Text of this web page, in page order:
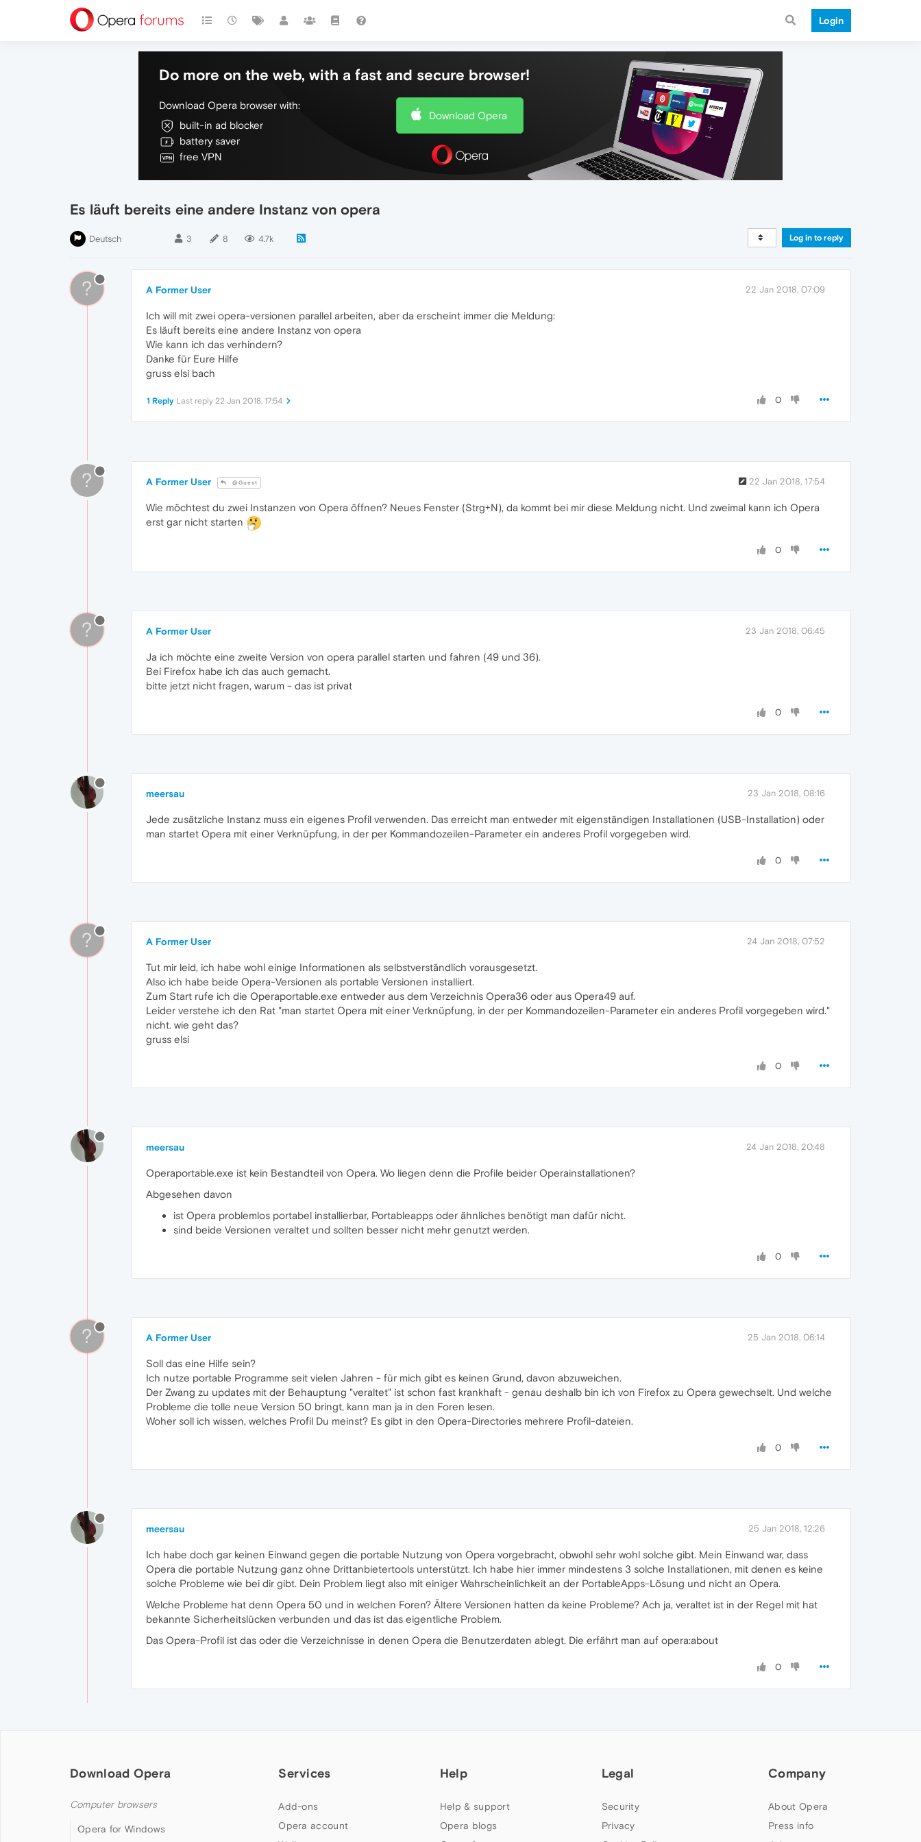
Login
Do more on the web, with a fast and secure browser!
Download Opera browser with:
built-in ad blocker
battery saver
free VPN
Download Opera
Es läuft bereits eine andere Instanz von opera
Deutsch 3 8 4.7k Log in to reply
? A Former User 22 Jan 2018, 07:09
Ich will mit zwei opera-versionen parallel arbeiten, aber da erscheint immer die Meldung:
Es läuft bereits eine andere Instanz von opera
Wie kann ich das verhindern?
Danke für Eure Hilfe
gruss elsi bach
0
1 Reply Last reply 22 Jan 2018, 17:54
? A Former User @Guest 22 Jan 2018, 17:54
Wie möchtest du zwei Instanzen von Opera öffnen? Neues Fenster (Strg+N), da kommt bei mir diese Meldung nicht. Und zweimal kann ich Opera
erst gar nicht starten
0
? A Former User 23 Jan 2018, 06:45
Ja ich möchte eine zweite Version von opera parallel starten und fahren (49 und 36).
Bei Firefox habe ich das auch gemacht.
bitte jetzt nicht fragen, warum - das ist privat
0
meersau 23 Jan 2018, 08:16
Jede zusätzliche Instanz muss ein eigenes Profil verwenden. Das erreicht man entweder mit eigenständigen Installationen (USB-Installation) oder
man startet Opera mit einer Verknüpfung, in der per Kommandozeilen-Parameter ein anderes Profil vorgegeben wird.
0
? A Former User 24 Jan 2018, 07:52
Tut mir leid, ich habe wohl einige Informationen als selbstverständlich vorausgesetzt.
Also ich habe beide Opera-Versionen als portable Versionen installiert.
Zum Start rufe ich die Operaportable.exe entweder aus dem Verzeichnis Opera36 oder aus Opera49 auf.
Leider verstehe ich den Rat "man startet Opera mit einer Verknüpfung, in der per Kommandozeilen-Parameter ein anderes Profil vorgegeben wird."
nicht. wie geht das?
gruss elsi
0
meersau 24 Jan 2018, 20:48
Operaportable.exe ist kein Bestandteil von Opera. Wo liegen denn die Profile beider Operainstallationen?
Abgesehen davon
ist Opera problemlos portabel installierbar, Portableapps oder ähnliches benötigt man dafür nicht.
sind beide Versionen veraltet und sollten besser nicht mehr genutzt werden.
0
? A Former User 25 Jan 2018, 06:14
Soll das eine Hilfe sein?
Ich nutze portable Programme seit vielen Jahren - für mich gibt es keinen Grund, davon abzuweichen.
Der Zwang zu updates mit der Behauptung "veraltet" ist schon fast krankhaft - genau deshalb bin ich von Firefox zu Opera gewechselt. Und welche
Probleme die tolle neue Version 50 bringt, kann man ja in den Foren lesen.
Woher soll ich wissen, welches Profil Du meinst? Es gibt in den Opera-Directories mehrere Profil-dateien.
0
meersau 25 Jan 2018, 12:26
Ich habe doch gar keinen Einwand gegen die portable Nutzung von Opera vorgebracht, obwohl sehr wohl solche gibt. Mein Einwand war, dass
Opera die portable Nutzung ganz ohne Drittanbietertools unterstützt. Ich habe hier immer mindestens 3 solche Installationen, mit denen es keine
solche Probleme wie bei dir gibt. Dein Problem liegt also mit einiger Wahrscheinlichkeit an der PortableApps-Lösung und nicht an Opera.
Welche Probleme hat denn Opera 50 und in welchen Foren? Ältere Versionen hatten da keine Probleme? Ach ja, veraltet ist in der Regel mit hat
bekannte Sicherheitslücken verbunden und das ist das eigentliche Problem.
Das Opera-Profil ist das oder die Verzeichnisse in denen Opera die Benutzerdaten ablegt. Die erfährt man auf opera:about
0
Download Opera
Computer browsers
Opera for Windows
Services
Add-ons
Opera account
Help
Help & support
Opera blogs
Legal
Security
Privacy
Company
About Opera
Press info